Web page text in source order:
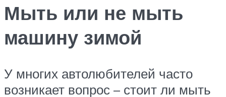
Мыть или не мыть
машину зимой
У многих автолюбителей часто
возникает вопрос – стоит ли мыть